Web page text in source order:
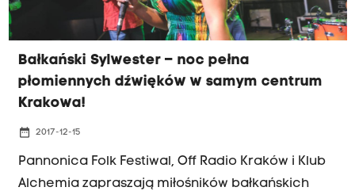
Bałkański Sylwester – noc pełna
płomiennych dźwięków w samym centrum
Krakowa!
date_range 2017-12-15
Pannonica Folk Festiwal, Off Radio Kraków i Klub
Alchemia zapraszają miłośników bałkańskich